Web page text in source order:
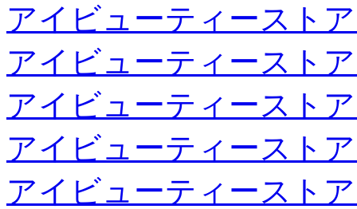
アイビューティースト
アイビューティースト
アイビューティースト
アイビューティースト
アイビューティースト